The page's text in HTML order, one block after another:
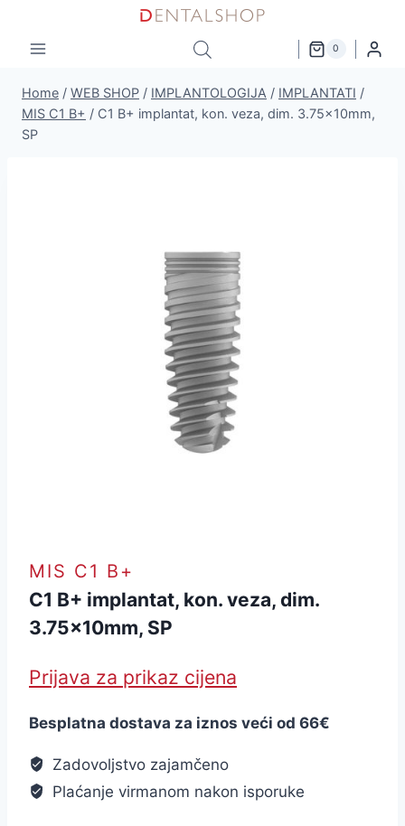
content
0
Home / WEB SHOP / IMPLANTOLOGIJA / IMPLANTATI /
MIS C1 B+ / C1 B+ implantat, kon. veza, dim. 3.75x10mm,
SP
MIS C1 B+
C1 B+ implantat, kon. veza, dim.
3.75x10mm, SP
Prijava za prikaz cijena
Besplatna dostava za iznos veći od 66€
Zadovoljstvo zajamčeno
Plaćanje virmanom nakon isporuke